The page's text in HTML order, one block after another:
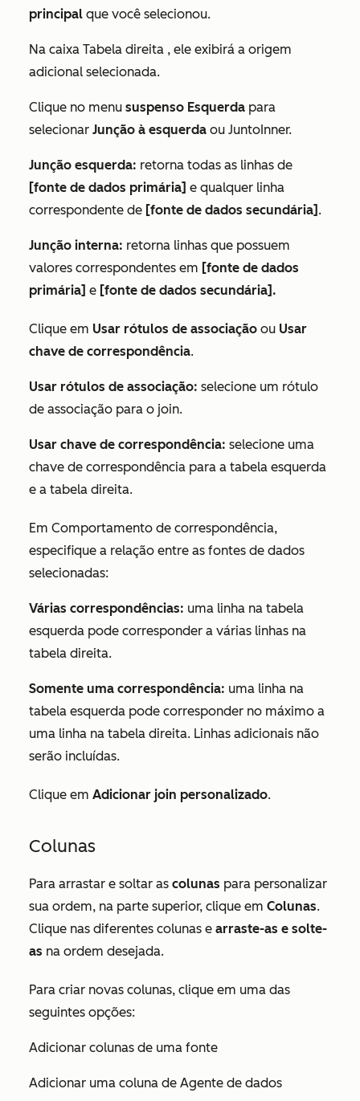
principal que você selecionou.
Na caixa Tabela direita , ele exibirá a origem
adicional selecionada.
Clique no menu suspenso Esquerda para
selecionar Junção à esquerda ou JuntoInner.
Junção esquerda: retorna todas as linhas de
[fonte de dados primária] e qualquer linha
correspondente de [fonte de dados secundária] .
Junção interna: retorna linhas que possuem
valores correspondentes em [fonte de dados
primária] e [fonte de dados secundária].
Clique em Usar rótulos de associação ou Usar
chave de correspondência.
Usar rótulos de associação: selecione um rótulo
de associação para o join.
Usar chave de correspondência: selecione uma
chave de correspondência para a tabela esquerda
e a tabela direita.
Em Comportamento de correspondência,
especifique a relação entre as fontes de dados
selecionadas:
Várias correspondências: uma linha na tabela
esquerda pode corresponder a várias linhas na
tabela direita.
Somente uma correspondência: uma linha na
tabela esquerda pode corresponder no máximo a
uma linha na tabela direita. Linhas adicionais não
serão incluídas.
Clique em Adicionar join personalizado.
Colunas
Para arrastar e soltar as colunas para personalizar
sua ordem, na parte superior, clique em Colunas.
Clique nas diferentes colunas e arraste-as e solte-
as na ordem desejada.
Para criar novas colunas, clique em uma das
seguintes opções:
Adicionar colunas de uma fonte
Adicionar uma coluna de Agente de dados